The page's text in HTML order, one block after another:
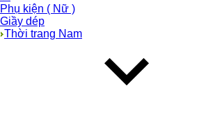
Phụ kiện ( Nữ )
Giầy dép
Thời trang Nam